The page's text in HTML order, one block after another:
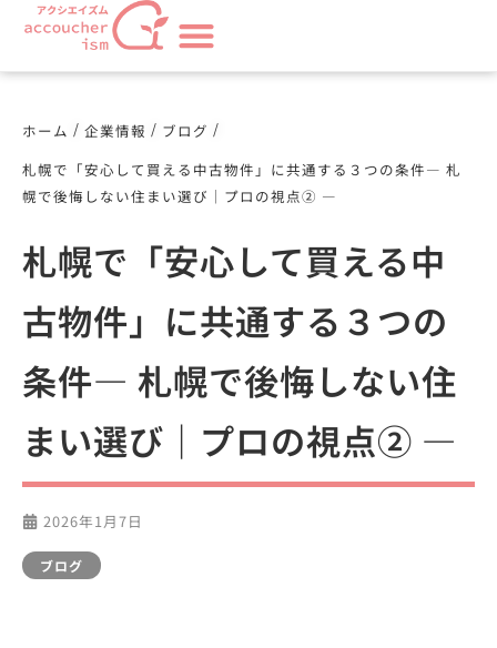
ホーム / 企業情報 / ブログ /
札幌で「安心して買える中古物件」に共通する３つの条件― 札
幌で後悔しない住まい選び｜プロの視点② ―
札幌で「安心して買える中
古物件」に共通する３つの
条件― 札幌で後悔しない住
まい選び｜プロの視点② ―
2026年1月7日
ブログ